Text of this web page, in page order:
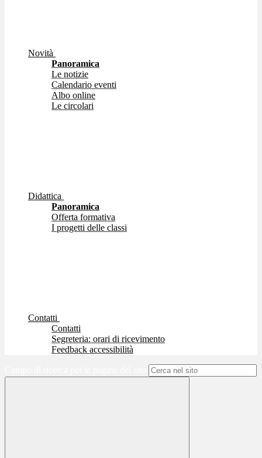
Novità
Panoramica
Le notizie
Calendario eventi
Albo online
Le circolari
Didattica
Panoramica
Offerta formativa
I progetti delle classi
Contatti
Contatti
Segreteria: orari di ricevimento
Feedback accessibilità